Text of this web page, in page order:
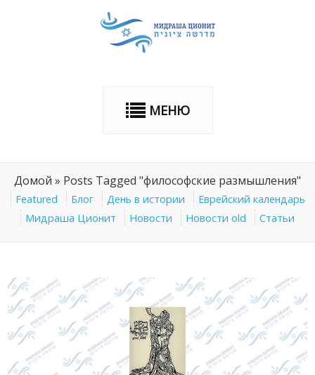
МЕНЮ
Домой » Posts Tagged "философские размышления"
Featured Блог День в истории
Еврейский календарь
Мидраша Ционит
Новости Новости old Статьи